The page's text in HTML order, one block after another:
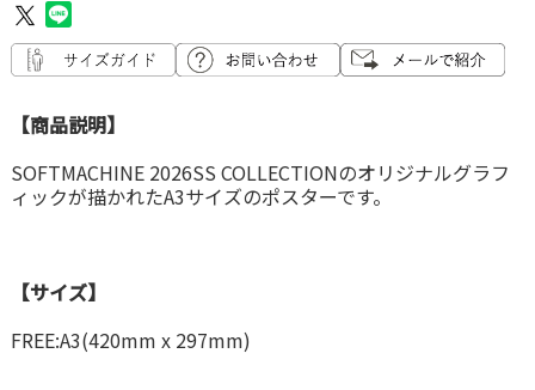
【商品説明】
SOFTMACHINE 2026SS COLLECTIONのオリジナルグラフ
ィックが描かれたA3サイズのポスターです。
【サイズ】
FREE:A3(420mm x 297mm)